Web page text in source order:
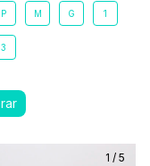
P M G 1
3
Leve
1 / 5